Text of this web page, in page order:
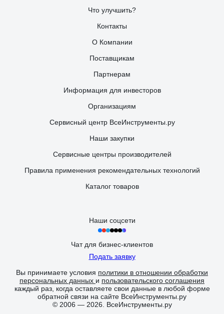
Что улучшить?
Контакты
О Компании
Поставщикам
Партнерам
Информация для инвесторов
Организациям
Сервисный центр ВсеИнструменты.ру
Наши закупки
Сервисные центры производителей
Правила применения рекомендательных технологий
Каталог товаров
Наши соцсети
Чат для бизнес-клиентов
Подать заявку
Вы принимаете условия политики в отношении обработки
персональных данных и пользовательского соглашения
каждый раз, когда оставляете свои данные в любой форме
обратной связи на сайте ВсеИнструменты.ру
© 2006 — 2026. ВсеИнструменты.ру